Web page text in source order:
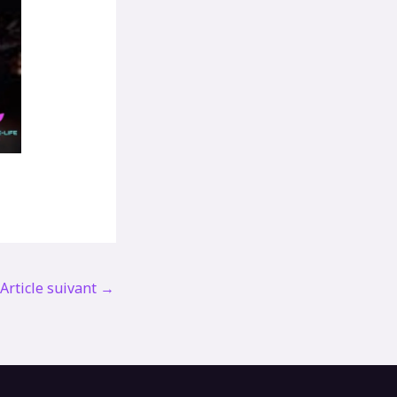
Article suivant →